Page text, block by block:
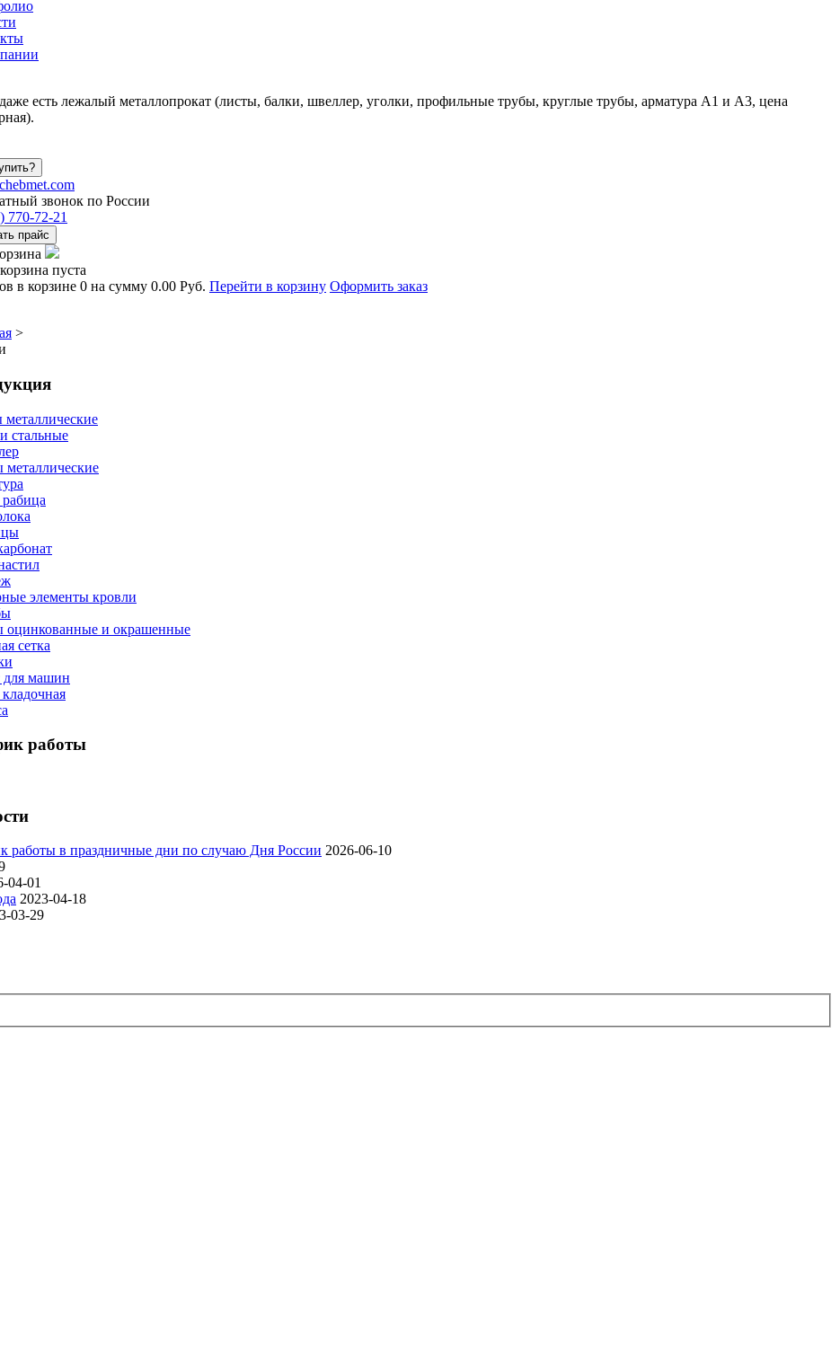
есть лежалый металлопрокат (листы, балки, швеллер, уголки, профильные трубы, круглые трубы, арматура А1 и А3, цена
звонок по России
770-72-21
прайс
пуста
в корзине 0 на сумму 0.00 Руб. Перейти в корзину Оформить заказ
>
металлические
стальные
металлические
элементы кровли
оцинкованные и окрашенные
сетка
для машин
работы
работы в праздничные дни по случаю Дня России 2026-06-10
04-01
2023-04-18
03-29